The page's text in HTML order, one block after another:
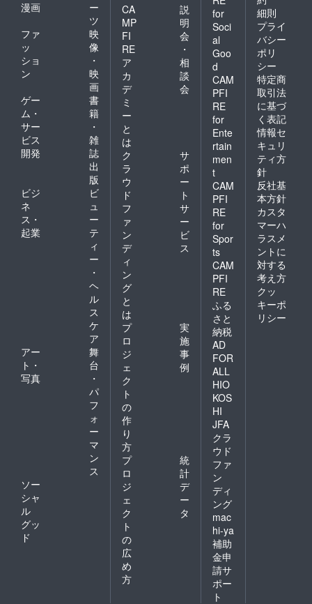
漫画
ー
ツ
ファ
ッ
ショ
ン
映
像
・
映
画
ゲー
ム・
サー
ビス
開発
書
籍
・
雑
誌
出
版
ビジ
ネ
ス・
起業
ビ
ュ
ー
テ
ィ
ー
・
ヘ
ル
ス
ケ
ア
アー
ト・
写真
舞
台
・
パ
フ
ォ
ー
マ
ン
ス
ソー
シャ
ル
グッ
ド
CA
MP
FI
RE
ア
カ
デ
ミ
ー
と
は
説
明
会
・
相
談
会
ク
ラ
ウ
ド
フ
ァ
ン
デ
ィ
ン
グ
と
は
サ
ポ
ー
ト
サ
ー
ビ
ス
プ
ロ
ジ
ェ
ク
ト
の
作
り
方
実
施
事
例
プ
ロ
ジ
ェ
ク
ト
の
広
め
方
統
計
デ
ー
タ
for
Soci
al
Goo
d
CAM
PFI
RE
for
Ente
rtain
men
t
CAM
PFI
RE
for
Spor
ts
CAM
PFI
RE
ふる
さと
納税
AD
FOR
ALL
HIO
KOS
HI
JFA
クラ
ウド
ファ
ン
ディ
ング
mac
hi-ya
補助
金申
請サ
ポー
ト
細則
プライ
バシー
ポリ
シー
特定商
取引法
に基づ
く表記
情報セ
キュリ
ティ方
針
反社基
本方針
カスタ
マーハ
ラスメ
ントに
対する
考え方
クッ
キーポ
リシー